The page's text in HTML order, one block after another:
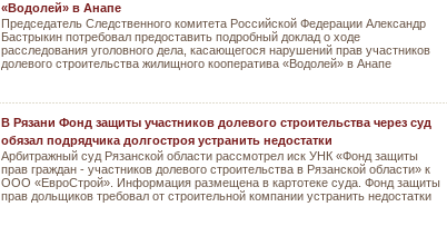
«Водолей» в Анапе
Председатель Следственного комитета Российской Федерации Александр
Бастрыкин потребовал предоставить подробный доклад о ходе
расследования уголовного дела, касающегося нарушений прав участников
долевого строительства жилищного кооператива «Водолей» в Анапе
В Рязани Фонд защиты участников долевого строительства через суд
обязал подрядчика долгостроя устранить недостатки
Арбитражный суд Рязанской области рассмотрел иск УНК «Фонд защиты
прав граждан - участников долевого строительства в Рязанской области» к
ООО «ЕвроСтрой». Информация размещена в картотеке суда. Фонд защиты
прав дольщиков требовал от строительной компании устранить недостатки